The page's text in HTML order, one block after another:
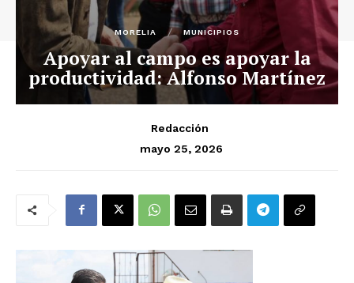
MORELIA MUNICIPIOS
Apoyar al campo es apoyar la
productividad: Alfonso Martínez
Redacción
mayo 25, 2026